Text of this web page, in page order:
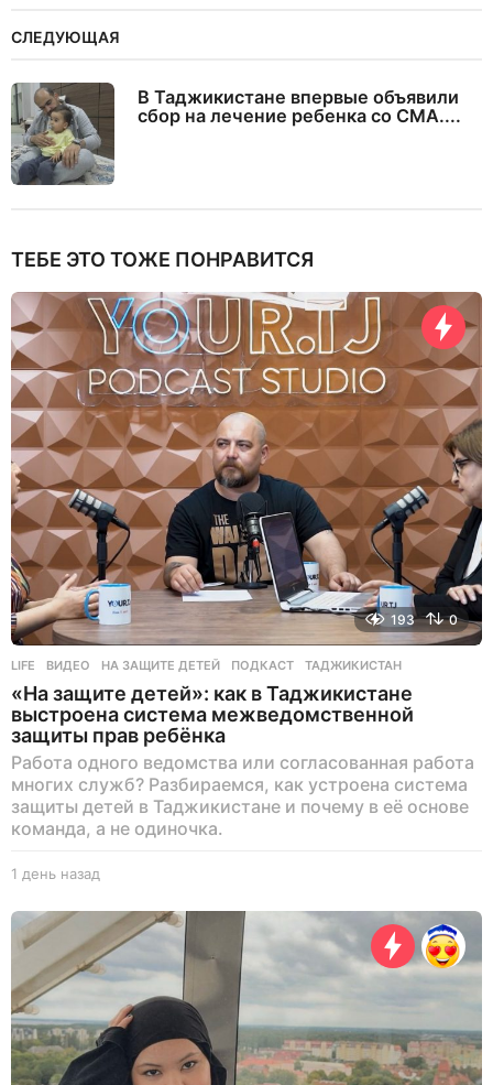
СЛЕДУЮЩАЯ
В Таджикистане впервые объявили
сбор на лечение ребенка со СМА....
ТЕБЕ ЭТО ТОЖЕ ПОНРАВИТСЯ
193 0
LIFE ВИДЕО ,НА ЗАЩИТЕ ДЕТЕЙ ,ПОДКАСТ ,ТАДЖИКИСТАН
«На защите детей»: как в Таджикистане
выстроена система межведомственной
защиты прав ребёнка
Работа одного ведомства или согласованная работа
многих служб? Разбираемся, как устроена система
защиты детей в Таджикистане и почему в её основе
команда, а не одиночка.
1 день назад
е
н
ь
н
з
а